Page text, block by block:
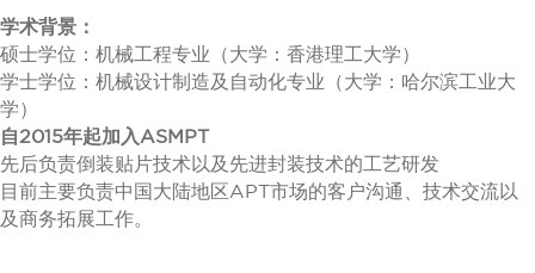
学术背景：
硕士学位：机械工程专业（大学：香港理工大学）
学士学位：机械设计制造及自动化专业（大学：哈尔滨工业大
学）
自2015年起加入ASMPT
先后负责倒装贴片技术以及先进封装技术的工艺研发
目前主要负责中国大陆地区APT市场的客户沟通、技术交流以
及商务拓展工作。